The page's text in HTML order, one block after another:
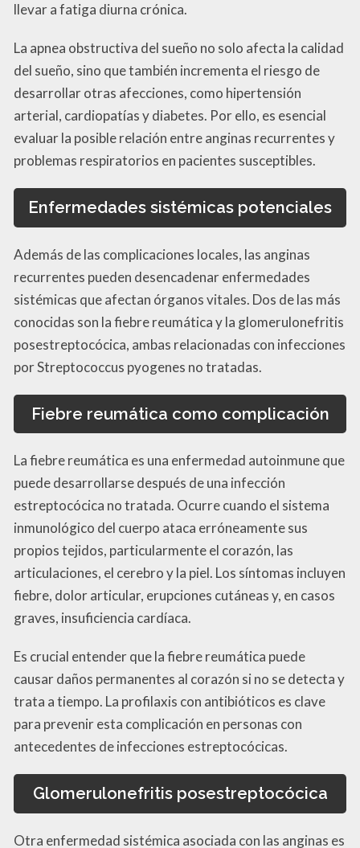
llevar a fatiga diurna crónica.
La apnea obstructiva del sueño no solo afecta la calidad
del sueño, sino que también incrementa el riesgo de
desarrollar otras afecciones, como hipertensión
arterial, cardiopatías y diabetes. Por ello, es esencial
evaluar la posible relación entre anginas recurrentes y
problemas respiratorios en pacientes susceptibles.
Enfermedades sistémicas potenciales
Además de las complicaciones locales, las anginas
recurrentes pueden desencadenar enfermedades
sistémicas que afectan órganos vitales. Dos de las más
conocidas son la fiebre reumática y la glomerulonefritis
posestreptocócica, ambas relacionadas con infecciones
por Streptococcus pyogenes no tratadas.
Fiebre reumática como complicación
La fiebre reumática es una enfermedad autoinmune que
puede desarrollarse después de una infección
estreptocócica no tratada. Ocurre cuando el sistema
inmunológico del cuerpo ataca erróneamente sus
propios tejidos, particularmente el corazón, las
articulaciones, el cerebro y la piel. Los síntomas incluyen
fiebre, dolor articular, erupciones cutáneas y, en casos
graves, insuficiencia cardíaca.
Es crucial entender que la fiebre reumática puede
causar daños permanentes al corazón si no se detecta y
trata a tiempo. La profilaxis con antibióticos es clave
para prevenir esta complicación en personas con
antecedentes de infecciones estreptocócicas.
Glomerulonefritis posestreptocócica
Otra enfermedad sistémica asociada con las anginas es